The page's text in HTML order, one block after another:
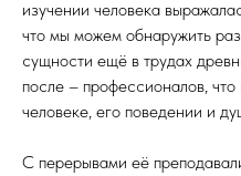
изучении человека
что мы можем обнаружить
сущности ещё в трудах
после – профессионалов,
человеке, его поведении и
С перерывами её